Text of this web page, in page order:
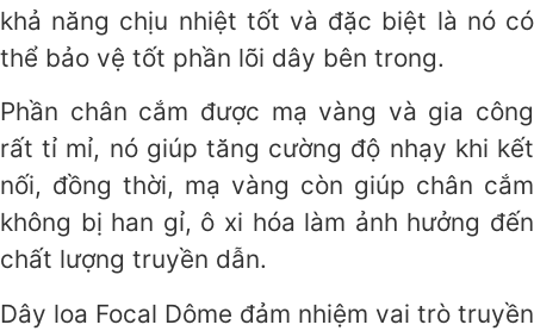
khả năng chịu nhiệt tốt và đặc biệt là nó có
thể bảo vệ tốt phần lõi dây bên trong.
Phần chân cắm được mạ vàng và gia công
rất tỉ mỉ, nó giúp tăng cường độ nhạy khi kết
nối, đồng thời, mạ vàng còn giúp chân cắm
không bị han gỉ, ô xi hóa làm ảnh hưởng đến
chất lượng truyền dẫn.
Dây loa Focal Dôme đảm nhiệm vai trò truyền